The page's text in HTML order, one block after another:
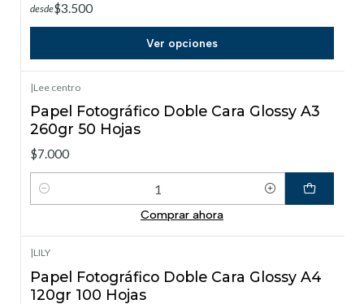
desde$3.500
Ver opciones
|Lee centro
Papel Fotográfico Doble Cara Glossy A3
260gr 50 Hojas
$7.000
Cantidad
Comprar ahora
Agotado
|LILY
Papel Fotográfico Doble Cara Glossy A4
120gr 100 Hojas